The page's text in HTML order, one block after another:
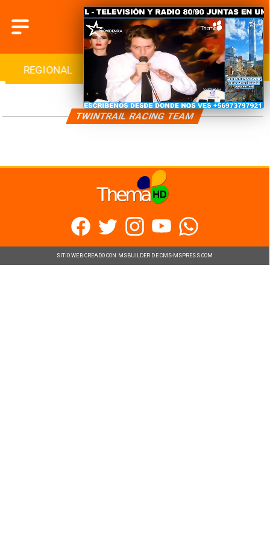
REGIONAL INTERNACIONAL DEPORTES
TWINTRAIL RACING TEAM
SITIO WEB CREADO CON MSBUILDER DE CMS-MSPRESS.COM